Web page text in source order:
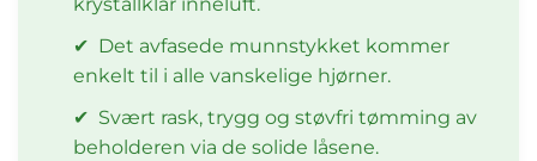
krystallklar inneluft.
✔ Det avfasede munnstykket kommer
enkelt til i alle vanskelige hjørner.
✔ Svært rask, trygg og støvfri tømming av
beholderen via de solide låsene.